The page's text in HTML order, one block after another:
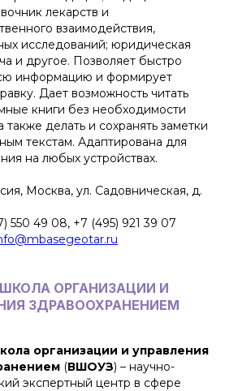
лекарств и
взаимодействия,
исследований; юридическая
и другое. Позволяет быстро
информацию и формирует
Дает возможность читать
книги без необходимости
также делать и сохранять заметки
текстам. Адаптирована для
на любых устройствах.
Москва, ул. Садовническая, д.
550 49 08, +7 (495) 921 39 07
ОРГАНИЗАЦИИ И
ЗДРАВООХРАНЕНИЕМ
организации и управления
(ВШОУЗ) – научно-
экспертный центр в сфере